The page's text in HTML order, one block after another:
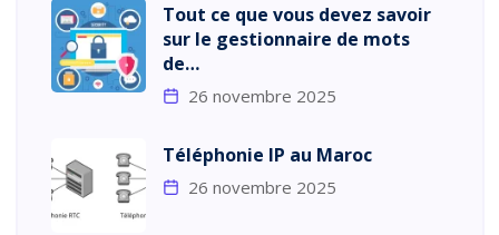
Tout ce que vous devez savoir
sur le gestionnaire de mots
de…
26 novembre 2025
Téléphonie IP au Maroc
26 novembre 2025